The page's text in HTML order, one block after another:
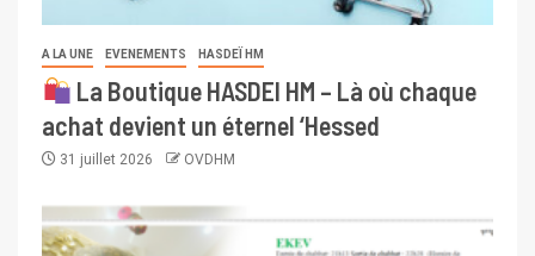
A LA UNE EVENEMENTS HASDEÏ HM
La Boutique HASDEI HM – Là où chaque
achat devient un éternel ‘Hessed
31 juillet 2026 OVDHM